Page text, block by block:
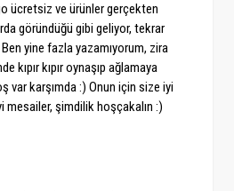
ücretsiz ve ürünler gerçekten
göründüğü gibi geliyor, tekrar
yine fazla yazamıyorum, zira
kıpır kıpır oynaşıp ağlamaya
var karşımda :) Onun için size iyi
mesailer, şimdilik hoşçakalın :)